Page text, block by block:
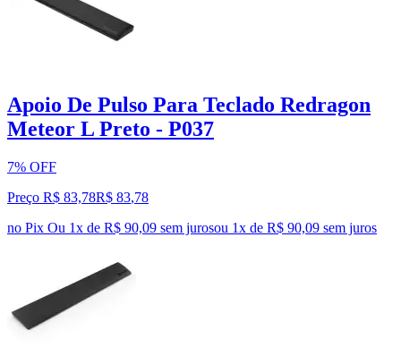
Apoio De Pulso Para Teclado Redragon
Meteor L Preto - P037
7% OFF
Preço R$ 83,78R$ 83,78
no Pix Ou 1x de R$ 90,09 sem jurosou 1x de R$ 90,09 sem juros